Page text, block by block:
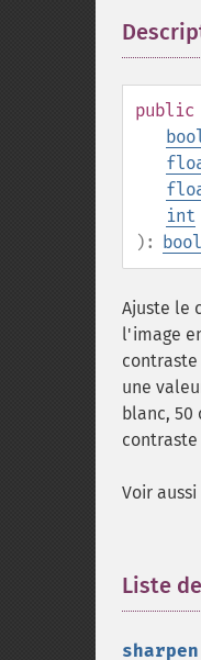
public
int
): bool
Ajuste le
l'image
une
blanc, 50
Voir
Liste
sharpen